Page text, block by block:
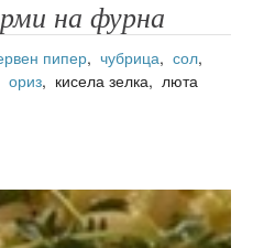
на фурна
пипер, чубрица, сол,
ориз, кисела зелка, люта